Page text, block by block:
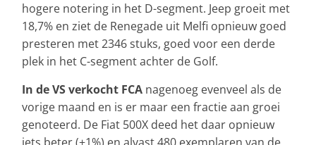
hogere notering in het D-segment. Jeep groeit met
18,7% en ziet de Renegade uit Melfi opnieuw goed
presteren met 2346 stuks, goed voor een derde
plek in het C-segment achter de Golf.
In de VS verkocht FCA nagenoeg evenveel als de
vorige maand en is er maar een fractie aan groei
genoteerd. De Fiat 500X deed het daar opnieuw